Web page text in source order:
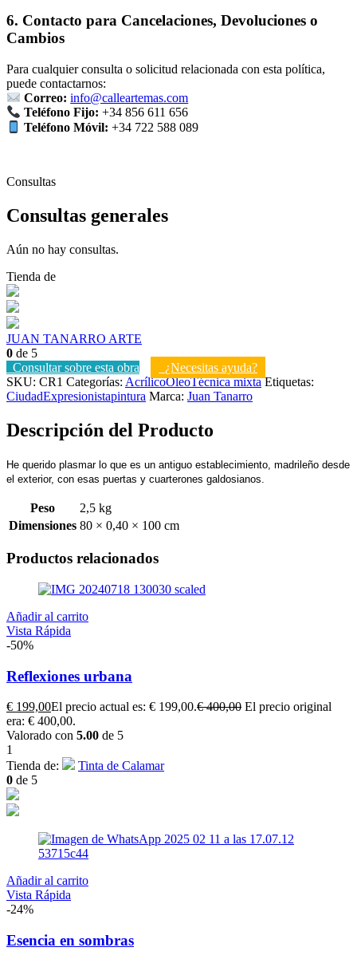
6. Contacto para Cancelaciones, Devoluciones o
Cambios
Para cualquier consulta o solicitud relacionada con esta política,
puede contactarnos:
Correo: info@calleartemas.com
Teléfono Fijo: +34 856 611 656
Teléfono Móvil: +34 722 588 089
Consultas
Consultas generales
Aún no hay consultas.
Tienda de
JUAN TANARRO ARTE
0 de 5
Consultar sobre esta obra
¿Necesitas ayuda?
SKU: CR1 Categorías: AcrílicoÓleoTécnica mixta Etiquetas:
CiudadExpresionistapintura Marca: Juan Tanarro
Descripción del Producto
He querido plasmar lo que es un antiguo establecimiento, madrileño desde
el exterior, con esas puertas y cuarterones galdosianos.
Peso
2,5 kg
Dimensiones 80 × 0,40 × 100 cm
Productos relacionados
Añadir al carrito
Vista Rápida
-50%
Reflexiones urbana
€ 199,00El precio actual es: € 199,00.€400,00 El precio original
era: € 400,00.
Valorado con 5.00 de 5
1
Tienda de:
Tinta de Calamar
0 de 5
Añadir al carrito
Vista Rápida
-24%
Esencia en sombras